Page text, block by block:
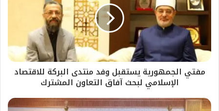
مفتي الجمهورية يستقبل وفد منتدى البركة للاقتصاد
الإسلامي لبحث آفاق التعاون المشترك